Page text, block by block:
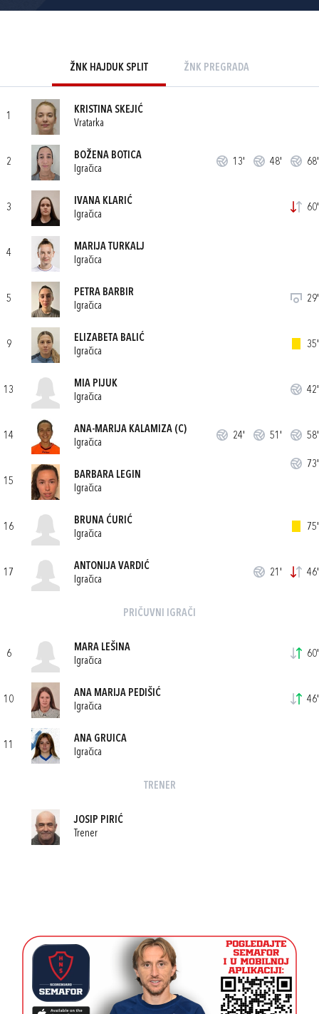
ŽNK HAJDUK SPLIT ŽNK PREGRADA
1
KRISTINA SKEJIĆ
Vratarka
2
BOŽENA BOTICA
Igračica
13' 48' 68'
3
IVANA KLARIĆ
Igračica
60'
4
MARIJA TURKALJ
Igračica
5
PETRA BARBIR
Igračica
29'
9
ELIZABETA BALIĆ
Igračica
35'
13
MIA PIJUK
Igračica
42'
14
ANA-MARIJA KALAMIZA (C)
Igračica
24' 51' 58'
73'
15
BARBARA LEGIN
Igračica
16
BRUNA ĆURIĆ
Igračica
75'
17
ANTONIJA VARDIĆ
Igračica
21' 46'
PRIČUVNI IGRAČI
6
MARA LEŠINA
Igračica
60'
10
ANA MARIJA PEDIŠIĆ
Igračica
46'
11
ANA GRUICA
Igračica
TRENER
JOSIP PIRIĆ
Trener